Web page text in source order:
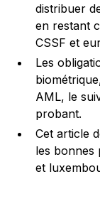
distribuer
en restant
CSSF et
Les
AML, le
probant.
Cet article
les bonnes
et